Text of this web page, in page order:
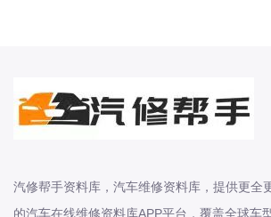
手册电路图资料、维修资
库、正时资料、螺丝扭力
2006-2026年陆风系列X2
汽修帮手资料库，汽车维修资料库，提供更全
的汽车在线维修资料库APP平台，覆盖全球车